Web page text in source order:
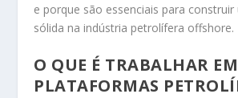
e porque são essenciais para construir
sólida na indústria petrolífera offshore.
O QUE É TRABALHAR EM
PLATAFORMAS